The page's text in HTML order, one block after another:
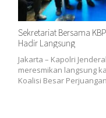
Sekretariat Bersama
Hadir Langsung
Jakarta – Kapolri
meresmikan langsung
Koalisi Besar